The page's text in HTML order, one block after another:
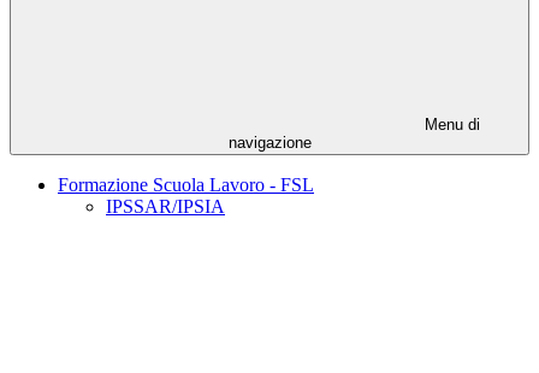
Menu di
navigazione
Formazione Scuola Lavoro - FSL
IPSSAR/IPSIA